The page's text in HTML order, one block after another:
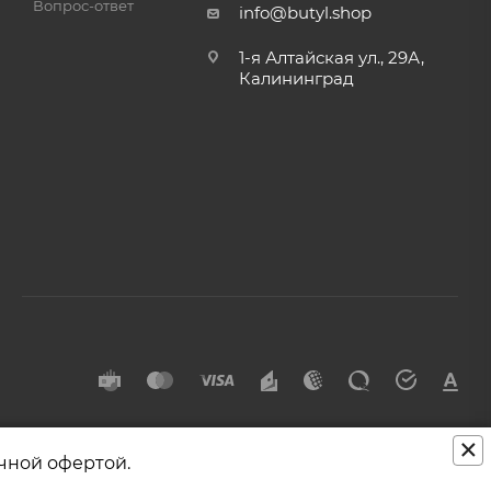
Вопрос-ответ info@butyl.shop
1-я Алтайская ул., 29А,
Калининград
×
офертой.